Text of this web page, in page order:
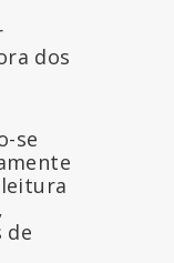
dos
se
de